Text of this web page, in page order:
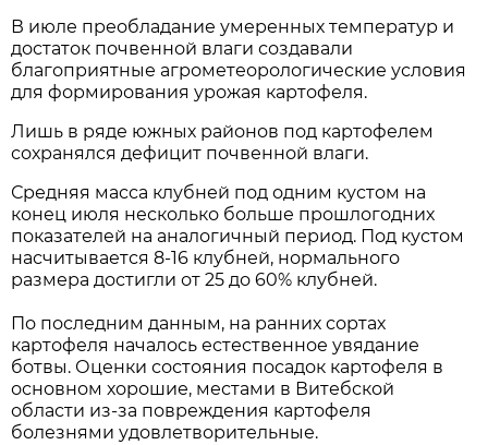
В июле преобладание умеренных температур и
достаток почвенной влаги создавали
благоприятные агрометеорологические условия
для формирования урожая картофеля.
Лишь в ряде южных районов под картофелем
сохранялся дефицит почвенной влаги.
Средняя масса клубней под одним кустом на
конец июля несколько больше прошлогодних
показателей на аналогичный период. Под кустом
насчитывается 8-16 клубней, нормального
размера достигли от 25 до 60% клубней.
По последним данным, на ранних сортах
картофеля началось естественное увядание
ботвы. Оценки состояния посадок картофеля в
основном хорошие, местами в Витебской
области из-за повреждения картофеля
болезнями удовлетворительные.